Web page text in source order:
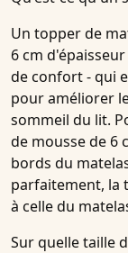
Un topper de
6 cm
de confort - qui
pour améliorer
sommeil du lit.
de mousse de 6
bords du
parfaitement, la
à celle du
Sur quelle taille